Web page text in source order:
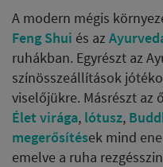
A modern mégis
Feng Shui és az
ruhákban. Egyrészt az
színösszeállítások
viselőjükre. Másrészt az
Élet virága, lótusz,
megerősítések mind
emelve a ruha